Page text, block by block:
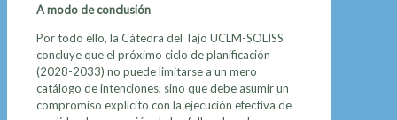
A modo de conclusión
Por todo ello, la Cátedra del Tajo UCLM-SOLISS
concluye que el próximo ciclo de planificación
(2028-2033) no puede limitarse a un mero
catálogo de intenciones, sino que debe asumir un
compromiso explícito con la ejecución efectiva de